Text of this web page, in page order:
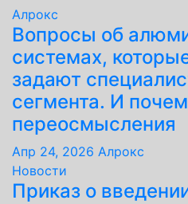
Алрокс
Вопросы об
системах,
задают
сегмента. И
переосмысления
Апр 24, 2026 Алрокс
Новости
Приказ о